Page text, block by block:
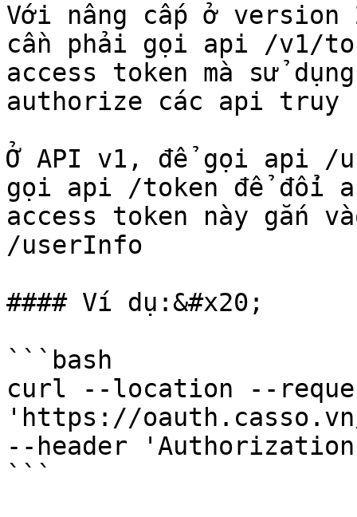
Với nâng cấp ở version
cần phải gọi api /v1/
access token mà sử
authorize các api truy
Ở API v1, để gọi api /
gọi api /token để đổi
access token này gắn
/userInfo
#### Ví dụ:&#x20;
```bash
curl --location --
'https://
--header
```